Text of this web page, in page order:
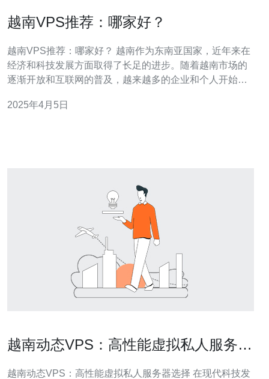
越南VPS推荐：哪家好？
越南VPS推荐：哪家好？ 越南作为东南亚国家，近年来在
经济和科技发展方面取得了长足的进步。随着越南市场的
逐渐开放和互联网的普及，越来越多的企业和个人开始寻
求。 2.1 ABC VPS ABC VPS是越南领先的VPS提供商之
2025年4月5日
越南动态VPS：高性能虚拟私人服务器
越南动态VPS：高性能虚拟私人服务器选择 在现代科技发